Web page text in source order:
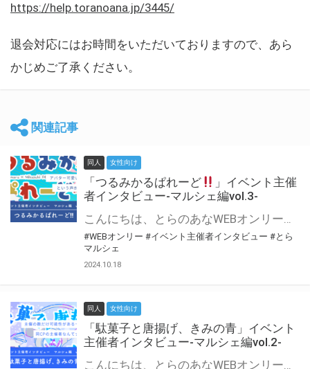
https://help.toranoana.jp/3445/
退会対応にはお時間をいただいておりますので、あら
かじめご了承ください。
関連記事
同人 女性向け
「つるみかるぱれーど
」イベント主催
者インタビュー-マルシェ編vol.3-
こんにちは、とらのあなWEBオンリー運営スタッフです。 新たにお届けする、イベント主催者インタビュー-マルシェ編-は、 とらのあなWEBオンリー「マルシェ」をご利用した主催様に 「マルシェ」を使って開催した感想や心がけをお聞きする企画です。 今回は、WEBオンリー初開催「つるみかるぱれーど
#WEBオンリー #イベント主催者インタビュー #とら
マルシェ
2024.10.18
同人 女性向け
「駄菓子と唐揚げ、きみの青」イベント
主催者インタビュー-マルシェ編vol.2-
こんにちは、とらのあなWEBオンリー運営スタッフです。 新たにお届けする、イベント主催者インタビュー-マルシェ編-は、 とらのあなWEBオンリー「マルシェ」をご利用の主催様に 「マルシェ」を使ってイベントを開催した感想や心がけをお聞きする企画です。 今回は、WEBオンリー初開催「駄菓子と唐揚げ、きみの青」より、 主催のぎこ六屋様にお話を伺いました。 協力：ぎこ六屋様／イベント公式Twitter（@krkgwks） とらのあなWEBオンリー「マルシェ」とは？ WEBオンリーでリアルタイムでコミュニケーションがとれるオンライン会場です。